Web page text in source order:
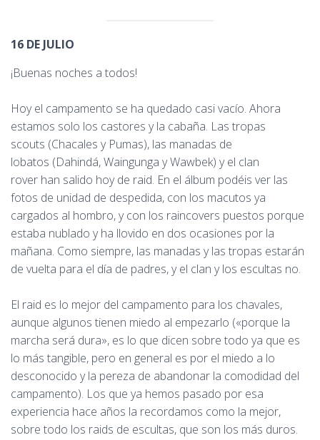
16 DE JULIO
¡Buenas noches a todos!
Hoy el campamento se ha quedado casi vacío. Ahora
estamos solo los castores y la cabaña. Las tropas
scouts (Chacales y Pumas), las manadas de
lobatos (Dahindá, Waingunga y Wawbek) y el clan
rover han salido hoy de raid. En el álbum podéis ver las
fotos de unidad de despedida, con los macutos ya
cargados al hombro, y con los raincovers puestos porque
estaba nublado y ha llovido en dos ocasiones por la
mañana. Como siempre, las manadas y las tropas estarán
de vuelta para el día de padres, y el clan y los escultas no.
El raid es lo mejor del campamento para los chavales,
aunque algunos tienen miedo al empezarlo («porque la
marcha será dura», es lo que dicen sobre todo ya que es
lo más tangible, pero en general es por el miedo a lo
desconocido y la pereza de abandonar la comodidad del
campamento). Los que ya hemos pasado por esa
experiencia hace años la recordamos como la mejor,
sobre todo los raids de escultas, que son los más duros.